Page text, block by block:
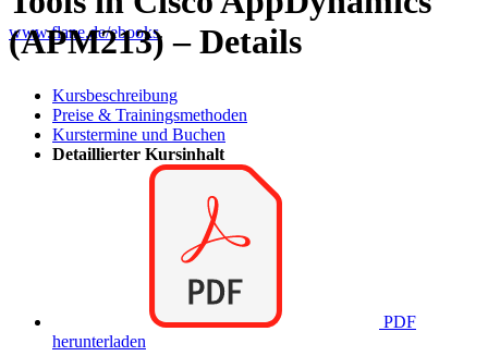
www.flane.de/ebooks.
(APM213) – Details
Kursbeschreibung
Preise & Trainingsmethoden
Kurstermine und Buchen
Detaillierter Kursinhalt
PDF
herunterladen